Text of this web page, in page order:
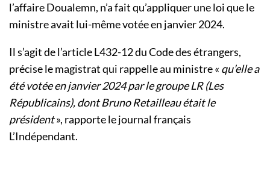
l’affaire Doualemn, n’a fait qu’appliquer une loi que le
ministre avait lui-même votée en janvier 2024.
Il s’agit de l’article L432-12 du Code des étrangers,
précise le magistrat qui rappelle au ministre « qu’elle a
été votée en janvier 2024 par le groupe LR (Les
Républicains), dont Bruno Retailleau était le
président», rapporte le journal français
L’Indépendant.